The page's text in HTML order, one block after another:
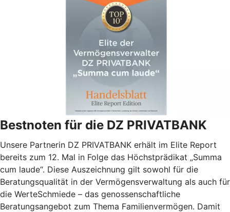
Bestnoten für die DZ PRIVATBANK
Unsere Partnerin DZ PRIVATBANK erhält im Elite Report
bereits zum 12. Mal in Folge das Höchstprädikat „Summa
cum laude“. Diese Auszeichnung gilt sowohl für die
Beratungsqualität in der Vermögensverwaltung als auch für
die WerteSchmiede – das genossenschaftliche
Beratungsangebot zum Thema Familienvermögen. Damit